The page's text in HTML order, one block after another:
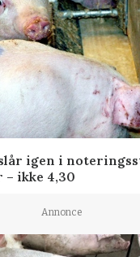
igen i
– ikke 4,30
Annonce